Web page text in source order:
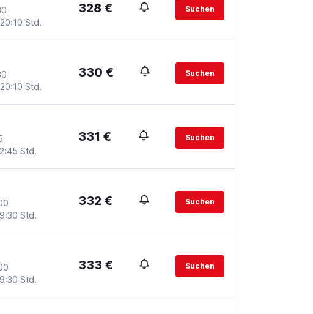
20:10 Std.
328 € Suchen
20:10 Std.
330 € Suchen
Std.
331 € Suchen
Std.
332 € Suchen
Std.
333 € Suchen